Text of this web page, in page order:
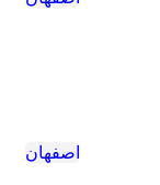
اصفهان